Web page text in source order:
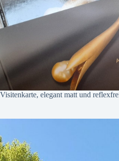
Visitenkarte, elegant matt und